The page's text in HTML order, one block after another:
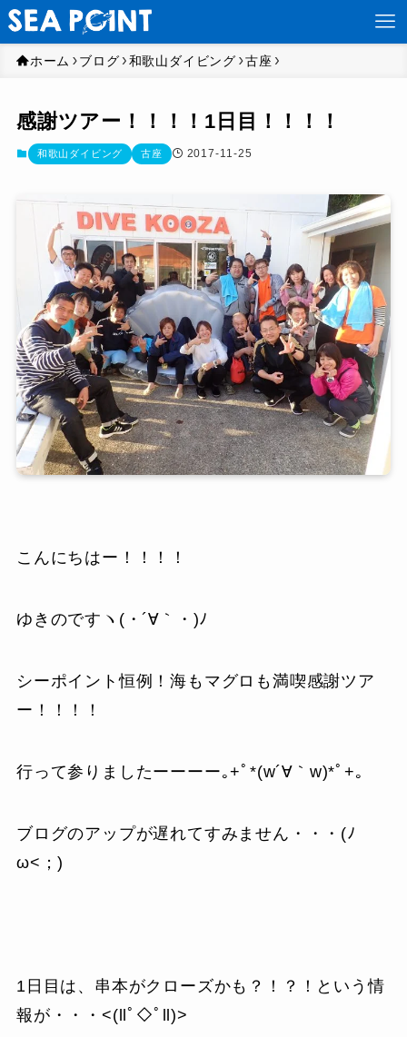
ホーム ブログ 和歌山ダイビング 古座
感謝ツアー！！！！1日目！！！！
和歌山ダイビング 古座 2017-11-25
こんにちはー！！！！
ゆきのですヽ(・´∀｀・)ﾉ
シーポイント恒例！海もマグロも満喫感謝ツア
ー！！！！
行って参りましたーーーー｡+ﾟ*(w´∀｀w)*ﾟ+｡
ブログのアップが遅れてすみません・・・(ﾉ
ω<；)
1日目は、串本がクローズかも？！？！という情
報が・・・<(llﾟ◇ﾟll)>